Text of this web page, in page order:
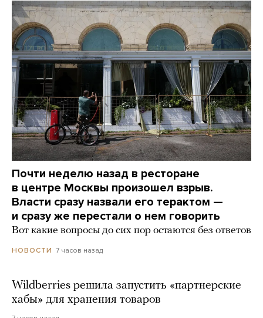
Почти неделю назад в ресторане
в центре Москвы произошел взрыв.
Власти сразу назвали его терактом —
и сразу же перестали о нем говорить
Вот какие вопросы до сих пор остаются без ответов
НОВОСТИ 7 часов назад
Wildberries решила запустить «партнерские
хабы» для хранения товаров